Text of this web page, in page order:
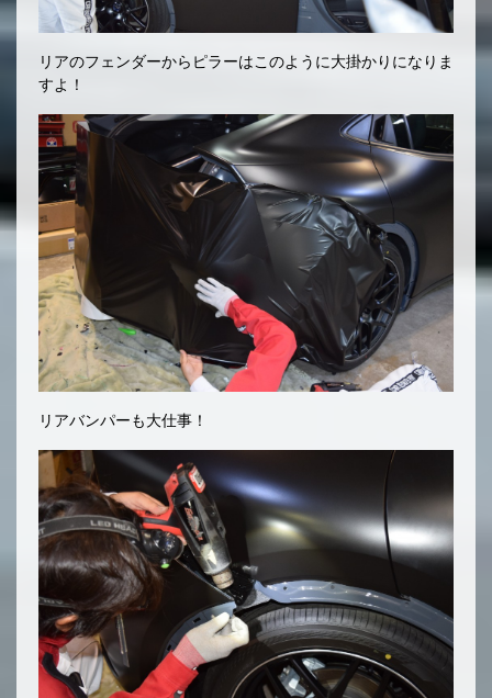
リアのフェンダーからピラーはこのように大掛かりになりま
すよ！
リアバンパーも大仕事！